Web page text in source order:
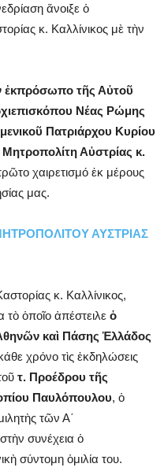
ἄνοιξε ὁ
κ. Καλλίνικος μὲ τὴν
ἐκπρόσωπο τῆς Αὐτοῦ
Νέας Ρώμης
Πατριάρχου Κυρίου
Αὐστρίας κ.
χαιρετισμό ἐκ μέρους
μας.
ΑΥΣΤΡΙΑΣ
κ. Καλλίνικος,
ὁποῖο ἀπέστειλε ὁ
καὶ Πάσης Ἑλλάδος
χρόνο τὶς ἐκδηλώσεις
τ. Προέδρου τῆς
Παυλόπουλου, ὁ
τῶν Α΄
συνέχεια ὁ
σύντομη ὁμιλία του.